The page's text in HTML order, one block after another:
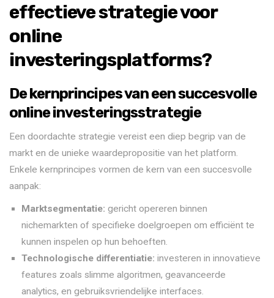
effectieve strategie voor
online
investeringsplatforms?
De kernprincipes van een succesvolle
online investeringsstrategie
Een doordachte strategie vereist een diep begrip van de
markt en de unieke waardepropositie van het platform.
Enkele kernprincipes vormen de kern van een succesvolle
aanpak:
Marktsegmentatie: gericht opereren binnen
nichemarkten of specifieke doelgroepen om efficiënt te
kunnen inspelen op hun behoeften.
Technologische differentiatie: investeren in innovatieve
features zoals slimme algoritmen, geavanceerde
analytics, en gebruiksvriendelijke interfaces.